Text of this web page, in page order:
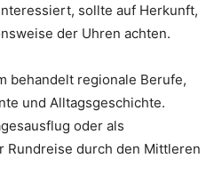
sollte auf Herkunft,
der Uhren achten.
behandelt regionale Berufe,
und Alltagsgeschichte.
oder als
Rundreise durch den Mittleren